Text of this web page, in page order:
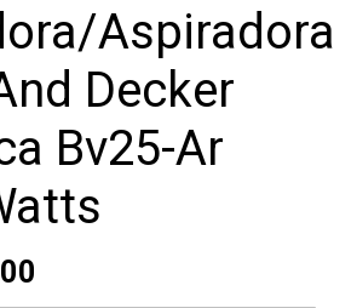
Aspiradora
Decker
Bv25-Ar